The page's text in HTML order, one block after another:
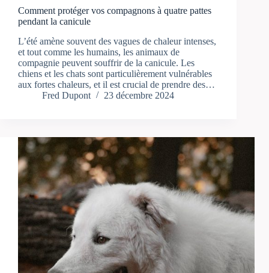
Comment protéger vos compagnons à quatre pattes
pendant la canicule
L’été amène souvent des vagues de chaleur intenses,
et tout comme les humains, les animaux de
compagnie peuvent souffrir de la canicule. Les
chiens et les chats sont particulièrement vulnérables
aux fortes chaleurs, et il est crucial de prendre des…
Fred Dupont
23 décembre 2024